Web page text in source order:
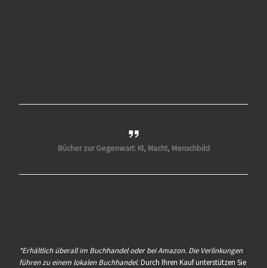
Bücher zur Gegenwart: KI, Macht, Menschbild
*Erhältlich überall im Buchhandel oder bei Amazon. Die Verlinkungen
führen zu einem lokalen Buchhandel.Durch Ihren Kauf unterstützen Sie